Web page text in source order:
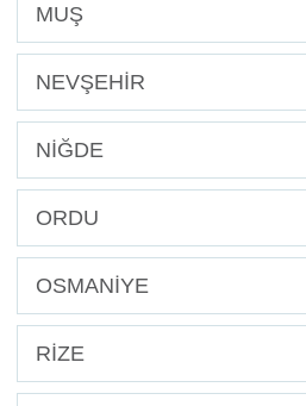
MUŞ
NEVŞEHİR
NİĞDE
ORDU
OSMANİYE
RİZE